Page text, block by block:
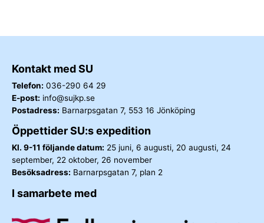
Kontakt med SU
Telefon: 036-290 64 29
E-post: info@sujkp.se
Postadress: Barnarpsgatan 7, 553 16 Jönköping
Öppettider SU:s expedition
Kl. 9-11 följande datum: 25 juni, 6 augusti, 20 augusti, 24
september, 22 oktober, 26 november
Besöksadress: Barnarpsgatan 7, plan 2
I samarbete med